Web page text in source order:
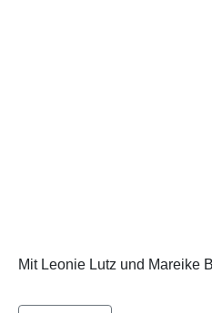
Mit Leonie Lutz und Mareike